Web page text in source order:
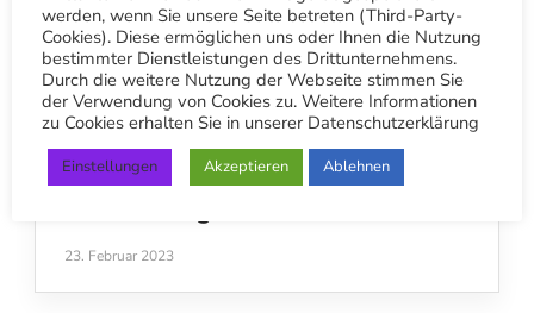
BETRIEB
23. Februar 2023
werden, wenn Sie unsere Seite betreten (Third-Party-
Cookies). Diese ermöglichen uns oder Ihnen die Nutzung
bestimmter Dienstleistungen des Drittunternehmens.
Durch die weitere Nutzung der Webseite stimmen Sie
der Verwendung von Cookies zu. Weitere Informationen
zu Cookies erhalten Sie in unserer Datenschutzerklärung
Einstellungen Akzeptieren Ablehnen